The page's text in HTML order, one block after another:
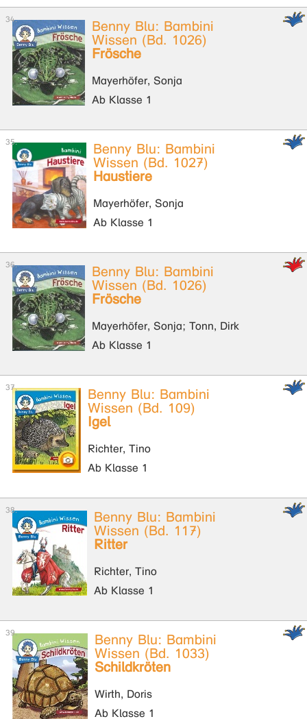
Benny Blu: Bambini
Wissen (Bd. 1026)
Frösche
Mayerhöfer, Sonja
Ab Klasse 1
Benny Blu: Bambini
Wissen (Bd. 1027)
Haustiere
Mayerhöfer, Sonja
Ab Klasse 1
Benny Blu: Bambini
Wissen (Bd. 1026)
Frösche
Mayerhöfer, Sonja; Tonn, Dirk
Ab Klasse 1
Benny Blu: Bambini
Wissen (Bd. 109)
Igel
Richter, Tino
Ab Klasse 1
Benny Blu: Bambini
Wissen (Bd. 117)
Ritter
Richter, Tino
Ab Klasse 1
Benny Blu: Bambini
Wissen (Bd. 1033)
Schildkröten
Wirth, Doris
Ab Klasse 1